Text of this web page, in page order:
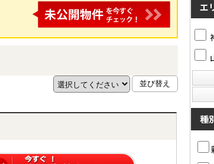
エ
種